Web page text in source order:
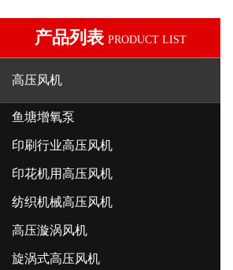
产品列表 PRODUCT LIST
高压风机
鱼塘增氧泵
印刷行业高压风机
印花机用高压风机
纺织机械高压风机
高压漩涡风机
旋涡式高压风机